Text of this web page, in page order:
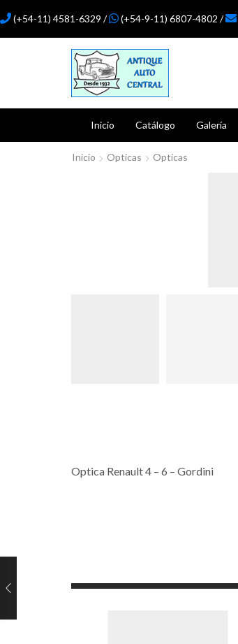
(+54-11) 4581-6329 / (+54-9-11) 6807-4802 /
Inicio Catálogo Galería
Inicio
Opticas Opticas
Optica Renault 4 – 6 – Gordini